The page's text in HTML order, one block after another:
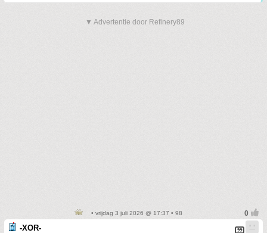
▼ Advertentie door Refinery89
• vrijdag 3 juli 2026 @ 17:37 • 98
-XOR-